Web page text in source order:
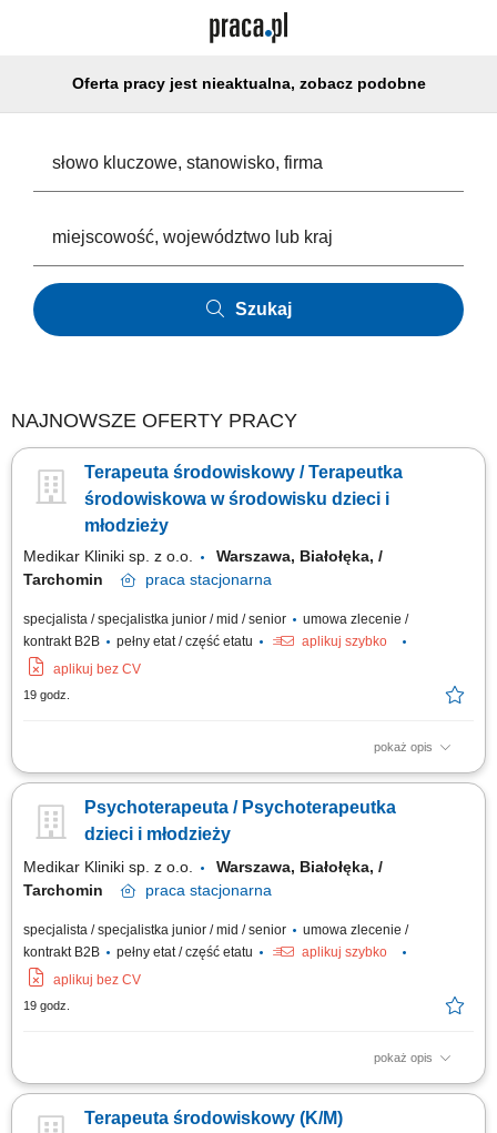
Oferta pracy jest nieaktualna, zobacz podobne
Szukaj
NAJNOWSZE OFERTY PRACY
Terapeuta środowiskowy / Terapeutka
środowiskowa w środowisku dzieci i
młodzieży
Medikar Kliniki sp. z o.o.
Warszawa, Białołęka, /
Tarchomin
praca stacjonarna
specjalista / specjalistka junior / mid / senior
umowa zlecenie /
kontrakt B2B
pełny etat / część etatu
aplikuj szybko
aplikuj bez CV
19 godz.
pokaż opis
Wsparcie procesu diagnostycznego dzieci i młodzieży. Prowadzenie
w realizacji indywidualnego planu zdrowienia. Udział w pracach zespołu
terapeutycznego, konsyliach i spotkaniach koordynacyjnych.
Psychoterapeuta / Psychoterapeutka
dzieci i młodzieży
Medikar Kliniki sp. z o.o.
Warszawa, Białołęka, /
Tarchomin
praca stacjonarna
specjalista / specjalistka junior / mid / senior
umowa zlecenie /
kontrakt B2B
pełny etat / część etatu
aplikuj szybko
aplikuj bez CV
19 godz.
pokaż opis
Prowadzenie terapii indywidualnej i grupowej. Konsultacje
Regularne uczestnictwo w superwizjach. Kompleksowe prowadzenie
Terapeuta środowiskowy (K/M)